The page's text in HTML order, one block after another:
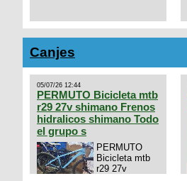
Canjes
05/07/26 12:44
PERMUTO Bicicleta mtb
r29 27v shimano Frenos
hidralicos shimano Todo
el grupo s
PERMUTO
Bicicleta mtb
r29 27v